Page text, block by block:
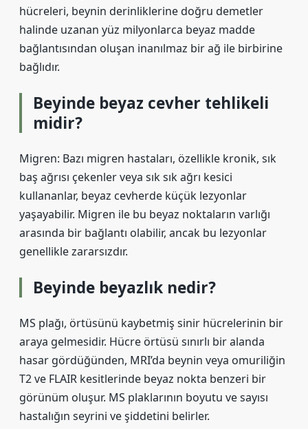
hücreleri, beynin derinliklerine doğru demetler
halinde uzanan yüz milyonlarca beyaz madde
bağlantısından oluşan inanılmaz bir ağ ile birbirine
bağlıdır.
Beyinde beyaz cevher tehlikeli
midir?
Migren: Bazı migren hastaları, özellikle kronik, sık
baş ağrısı çekenler veya sık sık ağrı kesici
kullananlar, beyaz cevherde küçük lezyonlar
yaşayabilir. Migren ile bu beyaz noktaların varlığı
arasında bir bağlantı olabilir, ancak bu lezyonlar
genellikle zararsızdır.
Beyinde beyazlık nedir?
MS plağı, örtüsünü kaybetmiş sinir hücrelerinin bir
araya gelmesidir. Hücre örtüsü sınırlı bir alanda
hasar gördüğünden, MRI’da beynin veya omuriliğin
T2 ve FLAIR kesitlerinde beyaz nokta benzeri bir
görünüm oluşur. MS plaklarının boyutu ve sayısı
hastalığın seyrini ve şiddetini belirler.